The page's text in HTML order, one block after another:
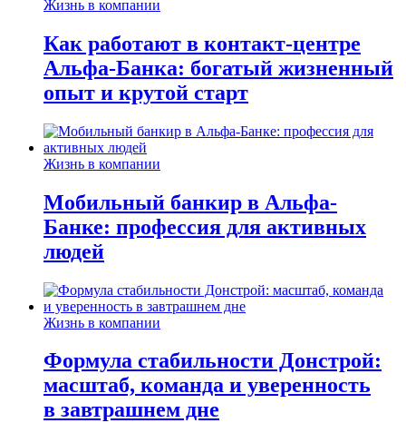
Жизнь в компании
Как работают в контакт-центре
Альфа-Банка: богатый жизненный
опыт и крутой старт
Жизнь в компании
Мобильный банкир в Альфа-
Банке: профессия для активных
людей
Жизнь в компании
Формула стабильности Донстрой:
масштаб, команда и уверенность
в завтрашнем дне